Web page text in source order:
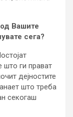
Вашите
сега?
што ги прават
дејностите
што треба
секогаш